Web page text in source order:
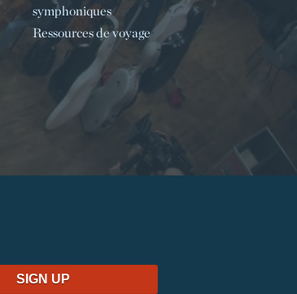
symphoniques
Ressources de voyage